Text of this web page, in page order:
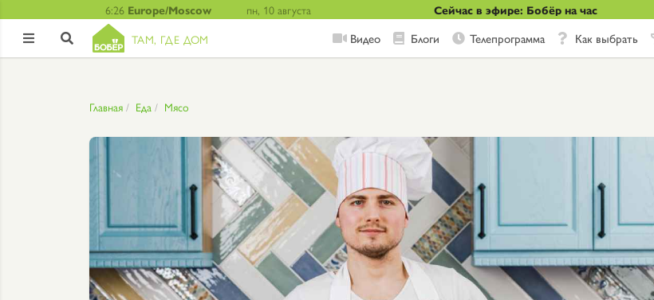
6:26 Europe/Moscow пн, 10 августа Сейчас в эфире: Бобёр на час
  ТАМ, ГДЕ ДОМ Видео Блоги Телепрограмма Как выбрать
Главная Еда Мясо